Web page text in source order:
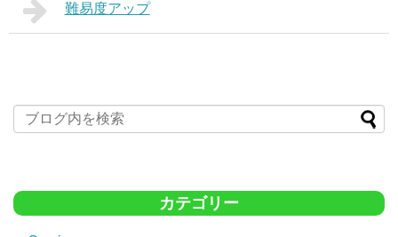
難易度アップ
カテゴリー